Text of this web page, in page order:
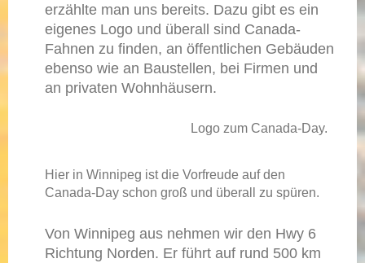
erzählte man uns bereits. Dazu gibt es ein
eigenes Logo und überall sind Canada-
Fahnen zu finden, an öffentlichen Gebäuden
ebenso wie an Baustellen, bei Firmen und
an privaten Wohnhäusern.
Logo zum Canada-Day.
Hier in Winnipeg ist die Vorfreude auf den
Canada-Day schon groß und überall zu spüren.
Von Winnipeg aus nehmen wir den Hwy 6
Richtung Norden. Er führt auf rund 500 km